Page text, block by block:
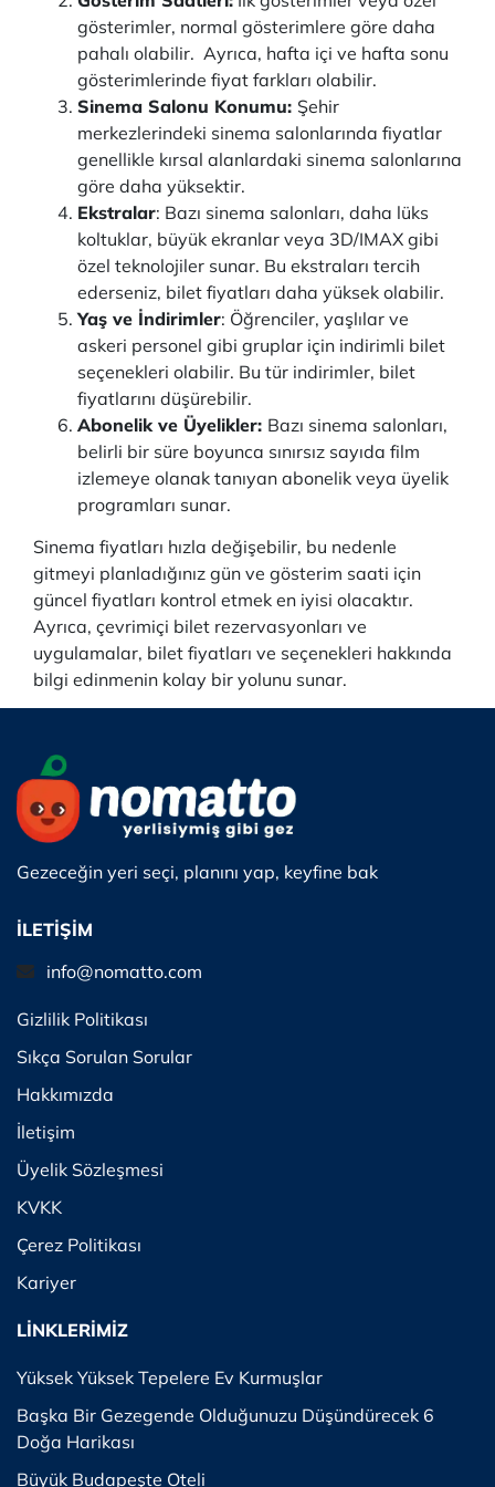
gösterimler, normal gösterimlere göre daha
pahalı olabilir. Ayrıca, hafta içi ve hafta sonu
gösterimlerinde fiyat farkları olabilir.
Sinema Salonu Konumu: Şehir
merkezlerindeki sinema salonlarında fiyatlar
genellikle kırsal alanlardaki sinema salonlarına
göre daha yüksektir.
Ekstralar: Bazı sinema salonları, daha lüks
koltuklar, büyük ekranlar veya 3D/IMAX gibi
özel teknolojiler sunar. Bu ekstraları tercih
ederseniz, bilet fiyatları daha yüksek olabilir.
Yaş ve İndirimler: Öğrenciler, yaşlılar ve
askeri personel gibi gruplar için indirimli bilet
seçenekleri olabilir. Bu tür indirimler, bilet
fiyatlarını düşürebilir.
Abonelik ve Üyelikler: Bazı sinema salonları,
belirli bir süre boyunca sınırsız sayıda film
izlemeye olanak tanıyan abonelik veya üyelik
programları sunar.
Sinema fiyatları hızla değişebilir, bu nedenle
gitmeyi planladığınız gün ve gösterim saati için
güncel fiyatları kontrol etmek en iyisi olacaktır.
Ayrıca, çevrimiçi bilet rezervasyonları ve
uygulamalar, bilet fiyatları ve seçenekleri hakkında
bilgi edinmenin kolay bir yolunu sunar.
Gezeceğin yeri seçi, planını yap, keyfine bak
İLETİŞİM
info@nomatto.com
Gizlilik Politikası
Sıkça Sorulan Sorular
Hakkımızda
İletişim
Üyelik Sözleşmesi
KVKK
Çerez Politikası
Kariyer
LİNKLERİMİZ
Yüksek Yüksek Tepelere Ev Kurmuşlar
Başka Bir Gezegende Olduğunuzu Düşündürecek 6
Doğa Harikası
Büyük Budapeşte Oteli